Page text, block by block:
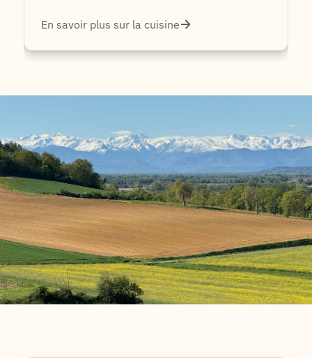
En savoir plus sur la cuisine